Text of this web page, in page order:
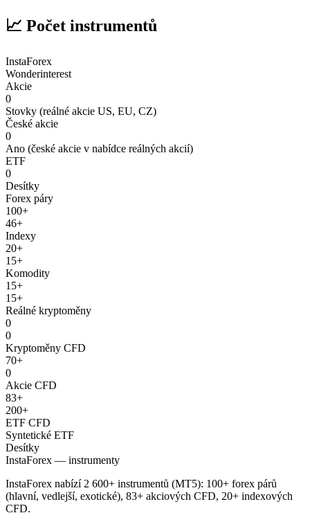
📈 Počet instrumentů
InstaForex
Wonderinterest
Akcie
0
Stovky (reálné akcie US, EU, CZ)
České akcie
0
Ano (české akcie v nabídce reálných akcií)
ETF
0
Desítky
Forex páry
100+
46+
Indexy
20+
15+
Komodity
15+
15+
Reálné kryptoměny
0
0
Kryptoměny CFD
70+
0
Akcie CFD
83+
200+
ETF CFD
Syntetické ETF
Desítky
InstaForex — instrumenty
InstaForex nabízí 2 600+ instrumentů (MT5): 100+ forex párů
(hlavní, vedlejší, exotické), 83+ akciových CFD, 20+ indexových
CFD.